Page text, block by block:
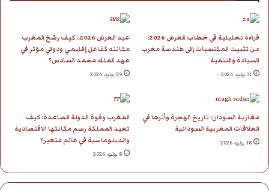
قراءة تحليلية في خطاب العرش 2026:
من تثبيت المكتسبات إلى هندسة مغرب
السيادة والتنمية
31 يوليو، 2026
عيد العرش 2026.. كيف رسّخ المغرب
مكانته كفاعل إقليمي ودولي مؤثر في
عهد الملك محمد السادس؟
29 يوليو، 2026
مغاربة السودان: تاريخ الهجرة وأثرها في
العلاقات المغربية السودانية
18 يوليو، 2026
المغرب وقوة الدولة الصاعدة: كيف
تعيد المملكة رسم مكانتها الاقتصادية
والدبلوماسية في عالم متغير؟
8 يوليو، 2026